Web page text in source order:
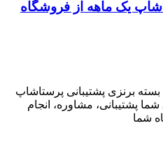
یک ماهه از فروشگاه
برنزی پشتیبانی پرستاشاپ
پشتیبانی، مشاوره، انجام
شما